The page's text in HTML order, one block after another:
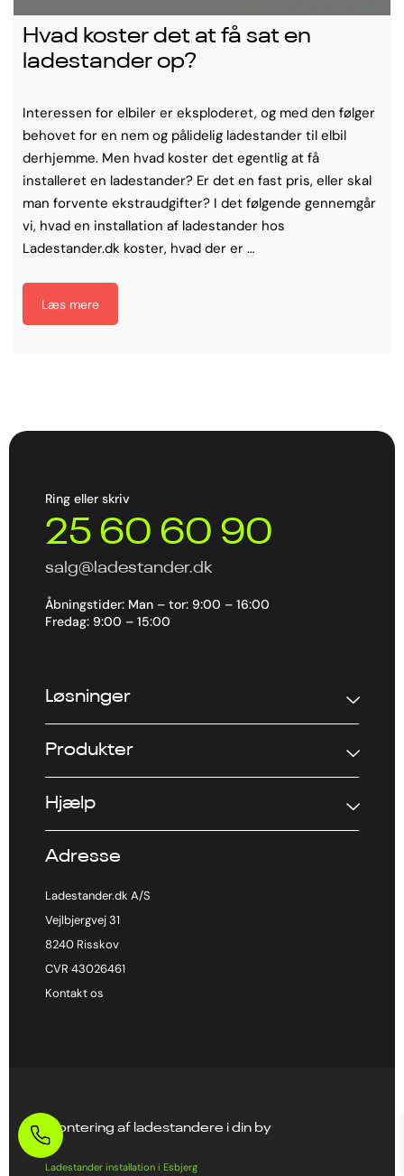
Hvad koster det at få sat en
ladestander op?
Interessen for elbiler er eksploderet, og med den følger
behovet for en nem og pålidelig ladestander til elbil
derhjemme. Men hvad koster det egentlig at få
installeret en ladestander? Er det en fast pris, eller skal
man forvente ekstraudgifter? I det følgende gennemgår
vi, hvad en installation af ladestander hos
Ladestander.dk koster, hvad der er …
Læs mere
Ring eller skriv
25 60 60 90
salg@ladestander.dk
Åbningstider: Man – tor: 9:00 – 16:00
Fredag: 9:00 – 15:00
Løsninger
Produkter
Hjælp
Adresse
Ladestander.dk A/S
Vejlbjergvej 31
8240 Risskov
CVR 43026461
Kontakt os
Montering af ladestandere i din by
Ladestander installation i Esbjerg